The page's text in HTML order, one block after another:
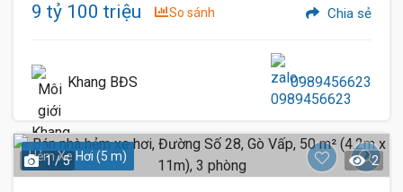
9 tỷ 100 triệu So sánh Chia sẻ
Khang BĐS 0989456623
Hẻm Xe Hơi (5 m)
1 / 5 2